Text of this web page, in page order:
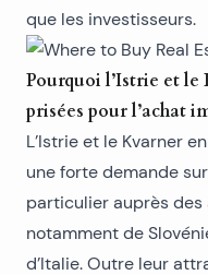
que les investisseurs.
Pourquoi l’Istrie et
prisées pour l’achat
L’Istrie et le Kvarner
une forte demande
particulier auprès des
notamment de
d’Italie. Outre leur